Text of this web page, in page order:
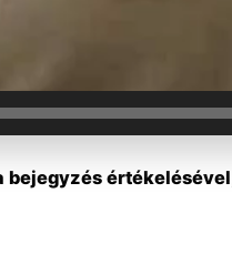
bejegyzés